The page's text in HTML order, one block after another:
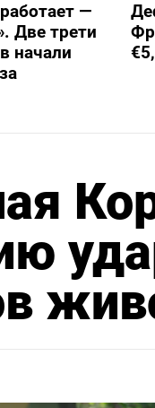
—
Две трети
начали